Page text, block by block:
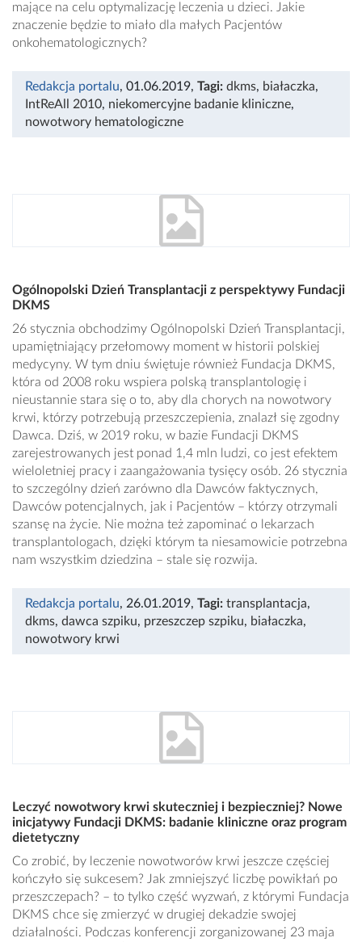
mające na celu optymalizację leczenia u dzieci. Jakie
znaczenie będzie to miało dla małych Pacjentów
onkohematologicznych?
Redakcja portalu, 01.06.2019, Tagi: dkms, białaczka,
IntReAll 2010, niekomercyjne badanie kliniczne,
nowotwory hematologiczne
Ogólnopolski Dzień Transplantacji z perspektywy Fundacji
DKMS
26 stycznia obchodzimy Ogólnopolski Dzień Transplantacji,
upamiętniający przełomowy moment w historii polskiej
medycyny. W tym dniu świętuje również Fundacja DKMS,
która od 2008 roku wspiera polską transplantologię i
nieustannie stara się o to, aby dla chorych na nowotwory
krwi, którzy potrzebują przeszczepienia, znalazł się zgodny
Dawca. Dziś, w 2019 roku, w bazie Fundacji DKMS
zarejestrowanych jest ponad 1,4 mln ludzi, co jest efektem
wieloletniej pracy i zaangażowania tysięcy osób. 26 stycznia
to szczególny dzień zarówno dla Dawców faktycznych,
Dawców potencjalnych, jak i Pacjentów – którzy otrzymali
szansę na życie. Nie można też zapominać o lekarzach
transplantologach, dzięki którym ta niesamowicie potrzebna
nam wszystkim dziedzina – stale się rozwija.
Redakcja portalu, 26.01.2019, Tagi: transplantacja,
dkms, dawca szpiku, przeszczep szpiku, białaczka,
nowotwory krwi
Leczyć nowotwory krwi skuteczniej i bezpieczniej? Nowe
inicjatywy Fundacji DKMS: badanie kliniczne oraz program
dietetyczny
Co zrobić, by leczenie nowotworów krwi jeszcze częściej
kończyło się sukcesem? Jak zmniejszyć liczbę powikłań po
przeszczepach? – to tylko część wyzwań, z którymi Fundacja
DKMS chce się zmierzyć w drugiej dekadzie swojej
działalności. Podczas konferencji zorganizowanej 23 maja